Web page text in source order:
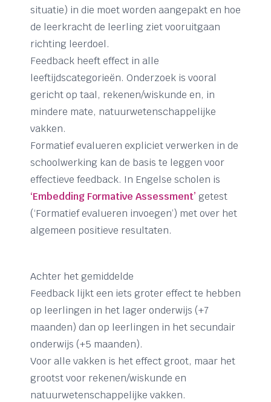
situatie) in die moet worden aangepakt en hoe
de leerkracht de leerling ziet vooruitgaan
richting leerdoel.
Feedback heeft effect in alle
leeftijdscategorieën. Onderzoek is vooral
gericht op taal, rekenen/wiskunde en, in
mindere mate, natuurwetenschappelijke
vakken.
Formatief evalueren expliciet verwerken in de
schoolwerking kan de basis te leggen voor
effectieve feedback. In Engelse scholen is
‘Embedding Formative Assessment’ getest
(‘Formatief evalueren invoegen’) met over het
algemeen positieve resultaten.
Achter het gemiddelde
Feedback lijkt een iets groter effect te hebben
op leerlingen in het lager onderwijs (+7
maanden) dan op leerlingen in het secundair
onderwijs (+5 maanden).
Voor alle vakken is het effect groot, maar het
grootst voor rekenen/wiskunde en
natuurwetenschappelijke vakken.